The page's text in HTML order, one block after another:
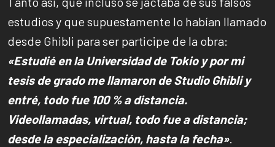
estudios y que supuestamente lo habían llamado
desde Ghibli para ser participe de la obra:
«Estudié en la Universidad de Tokio y por mi
tesis de grado me llamaron de Studio Ghibli y
entré, todo fue 100 % a distancia.
Videollamadas, virtual, todo fue a distancia;
desde la especialización, hasta la fecha».